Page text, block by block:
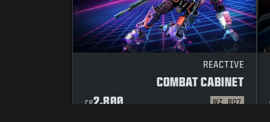
REACTIVE
COMBAT CABINET
BO7
WZ
2,800
CP